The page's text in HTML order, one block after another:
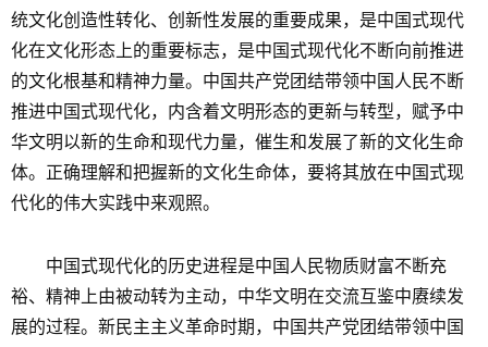
统文化创造性转化、创新性发展的重要成果，是中国式现代
化在文化形态上的重要标志，是中国式现代化不断向前推进
的文化根基和精神力量。中国共产党团结带领中国人民不断
推进中国式现代化，内含着文明形态的更新与转型，赋予中
华文明以新的生命和现代力量，催生和发展了新的文化生命
体。正确理解和把握新的文化生命体，要将其放在中国式现
代化的伟大实践中来观照。
中国式现代化的历史进程是中国人民物质财富不断充
裕、精神上由被动转为主动，中华文明在交流互鉴中赓续发
展的过程。新民主主义革命时期，中国共产党团结带领中国